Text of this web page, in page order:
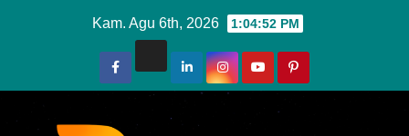
Kam. Agu 6th, 2026 1:04:54 PM